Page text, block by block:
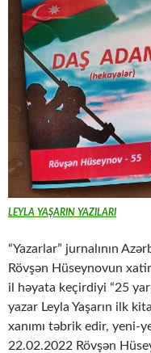
LEYLA YAŞARIN YAZILARI
“Yazarlar” jurnalının
Rövşən Hüseynovun
il həyata keçirdiyi “25
yazar Leyla Yaşarın ilk
xanımı təbrik edir, yeni-
22.02.2022 Rövşən